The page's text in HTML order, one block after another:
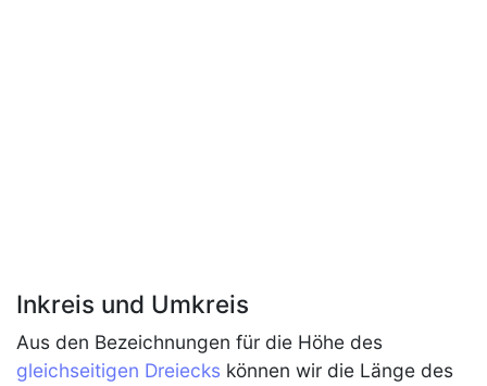
Inkreis und Umkreis
Aus den Bezeichnungen für die Höhe des
gleichseitigen Dreiecks können wir die Länge des